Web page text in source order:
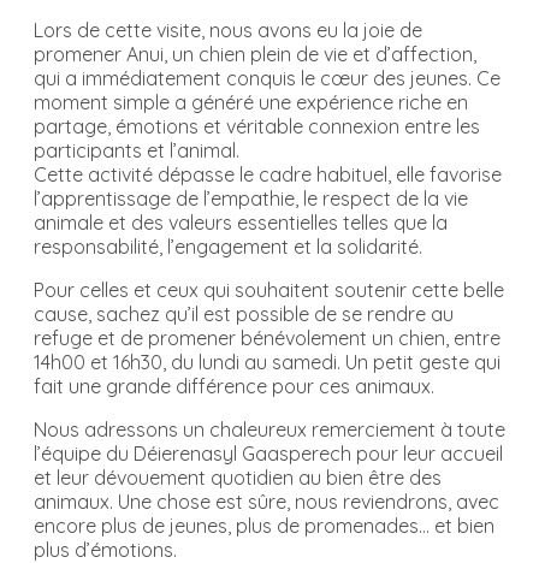
Lors de cette visite, nous avons eu la joie de
promener Anui, un chien plein de vie et d’affection,
qui a immédiatement conquis le cœur des jeunes. Ce
moment simple a généré une expérience riche en
partage, émotions et véritable connexion entre les
participants et l’animal.
Cette activité dépasse le cadre habituel, elle favorise
l’apprentissage de l’empathie, le respect de la vie
animale et des valeurs essentielles telles que la
responsabilité, l’engagement et la solidarité.
Pour celles et ceux qui souhaitent soutenir cette belle
cause, sachez qu’il est possible de se rendre au
refuge et de promener bénévolement un chien, entre
14h00 et 16h30, du lundi au samedi. Un petit geste qui
fait une grande différence pour ces animaux.
Nous adressons un chaleureux remerciement à toute
l’équipe du Déierenasyl Gaasperech pour leur accueil
et leur dévouement quotidien au bien être des
animaux. Une chose est sûre, nous reviendrons, avec
encore plus de jeunes, plus de promenades… et bien
plus d’émotions.